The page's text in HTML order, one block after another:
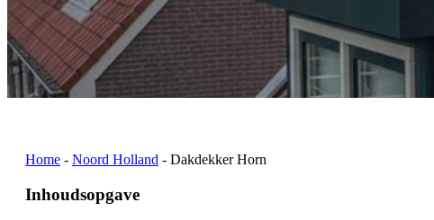
Home - Noord Holland - Dakdekker Horn
Inhoudsopgave